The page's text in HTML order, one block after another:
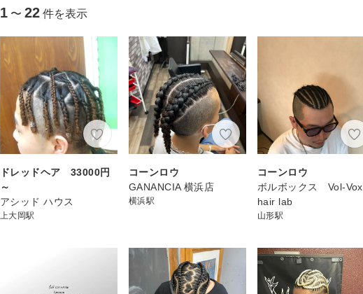
1 〜 22 件を表示
ドレッドヘア 33000円
～
アシッド ハウス
上大岡駅
コーンロウ
GANANCIA 横浜店
横浜駅
コーンロウ
ボルボックス Vol‐Vox
hair lab
山形駅